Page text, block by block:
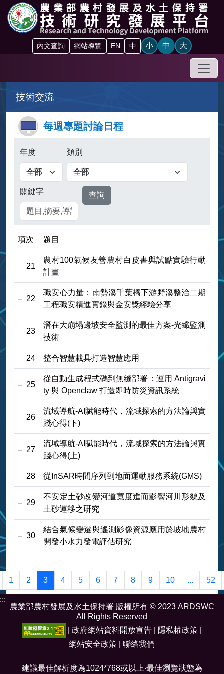
跳到主要內容區塊
內文查詢 網站導覽 EN 中 小 中 大
手機
:::
技術交流
每週專題討論日程
年度 類別
關鍵字
項次 題目
21
農村100氣候友善農村白皮書與試點實驗行動
計畫
22
職安心力量：南勢溪千葉橋下游野溪整治二期
工程職安精進實錄與金安獎經驗分享
23
潛在大崩塌邊坡安全監測的最佳方案-光纖監測
技術
24 整合智慧載具打造智慧應用
25
從自動生成程式碼到無縫部署：運用 Antigravi
ty 與 Openclaw 打造即時防災資訊系統
26
流域導航-AI賦能時代，流域探索的方法論與實
踐心得(下)
27
流域導航-AI賦能時代，流域探索的方法論與實
踐心得(上)
28 從InSAR時間序列到地面運動服務系統(GMS)
29
不安定土砂改變河道寬度進而影響河川形貌及
土砂運移之研究
30
結合氣候變遷與遙測影像資源應用於坡地農村
開發小水力發電評估研究
1 2 3 4 5 6 7 8 9 10 ... 52
:::
農業部農村發展及水土保持署 版權所有 © 2023 ARDSWC
All Rights Reserved
政府網站資料開放宣告 隱私權政策
網站安全政策
聯絡我們
建議最佳解析度為1024*768或以上‧最佳瀏覽狀態為